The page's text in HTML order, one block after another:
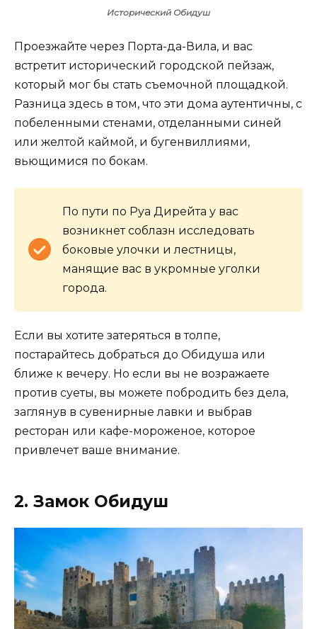
Исторический Обидуш
Проезжайте через Порта-да-Вила, и вас
встретит исторический городской пейзаж,
который мог бы стать съемочной площадкой.
Разница здесь в том, что эти дома аутентичны, с
побеленными стенами, отделанными синей
или желтой каймой, и бугенвиллиями,
вьющимися по бокам.
По пути по Руа Дирейта у вас
возникнет соблазн исследовать
боковые улочки и лестницы,
манящие вас в укромные уголки
города.
Если вы хотите затеряться в толпе,
постарайтесь добраться до Обидуша или
ближе к вечеру. Но если вы не возражаете
против суеты, вы можете побродить без дела,
заглянув в сувенирные лавки и выбрав
ресторан или кафе-мороженое, которое
привлечет ваше внимание.
2. Замок Обидуш